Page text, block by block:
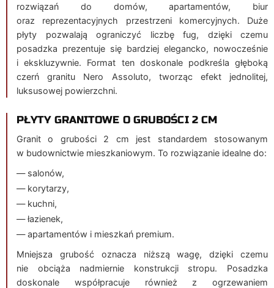
rozwiązań do domów, apartamentów, biur
oraz reprezentacyjnych przestrzeni komercyjnych. Duże
płyty pozwalają ograniczyć liczbę fug, dzięki czemu
posadzka prezentuje się bardziej elegancko, nowocześnie
i ekskluzywnie. Format ten doskonale podkreśla głęboką
czerń granitu Nero Assoluto, tworząc efekt jednolitej,
luksusowej powierzchni.
PŁYTY GRANITOWE O GRUBOŚCI 2 CM
Granit o grubości 2 cm jest standardem stosowanym
w budownictwie mieszkaniowym. To rozwiązanie idealne do:
— salonów,
— korytarzy,
— kuchni,
— łazienek,
— apartamentów i mieszkań premium.
Mniejsza grubość oznacza niższą wagę, dzięki czemu
nie obciąża nadmiernie konstrukcji stropu. Posadzka
doskonale współpracuje również z ogrzewaniem